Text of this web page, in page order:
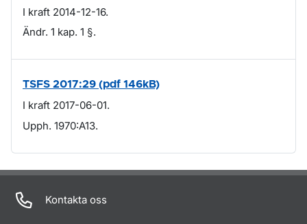
I kraft 2014-12-16.
Ändr. 1 kap. 1 §.
TSFS 2017:29 (pdf 146kB)
I kraft 2017-06-01.
Upph. 1970:A13.
Om sidan
Kontakta oss